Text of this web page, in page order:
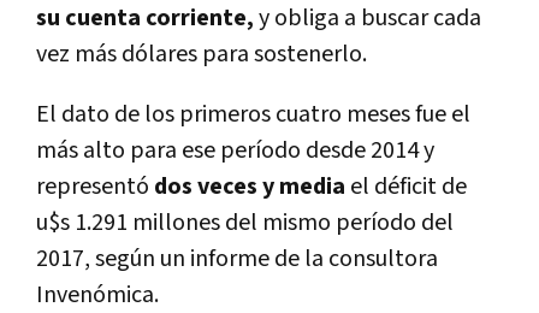
su cuenta corriente,y obliga a buscar cada
vez más dólares para sostenerlo.
El dato de los primeros cuatro meses fue el
más alto para ese perí­odo desde 2014 y
representó dos veces y media el déficit de
u$s 1.291 millones del mismo perí­odo del
2017, según un informe de la consultora
Invenómica.